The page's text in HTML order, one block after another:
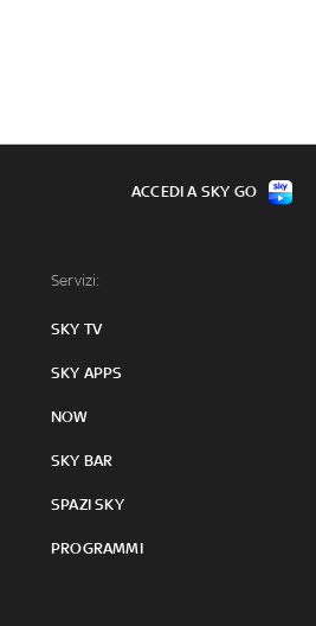
Servizi:
SKY TV
SKY APPS
NOW
SKY BAR
SPAZI SKY
PROGRAMMI
ACCEDI A SKY GO